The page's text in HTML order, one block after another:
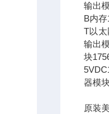
输出
B内
T以太
输出
块
器模
原装